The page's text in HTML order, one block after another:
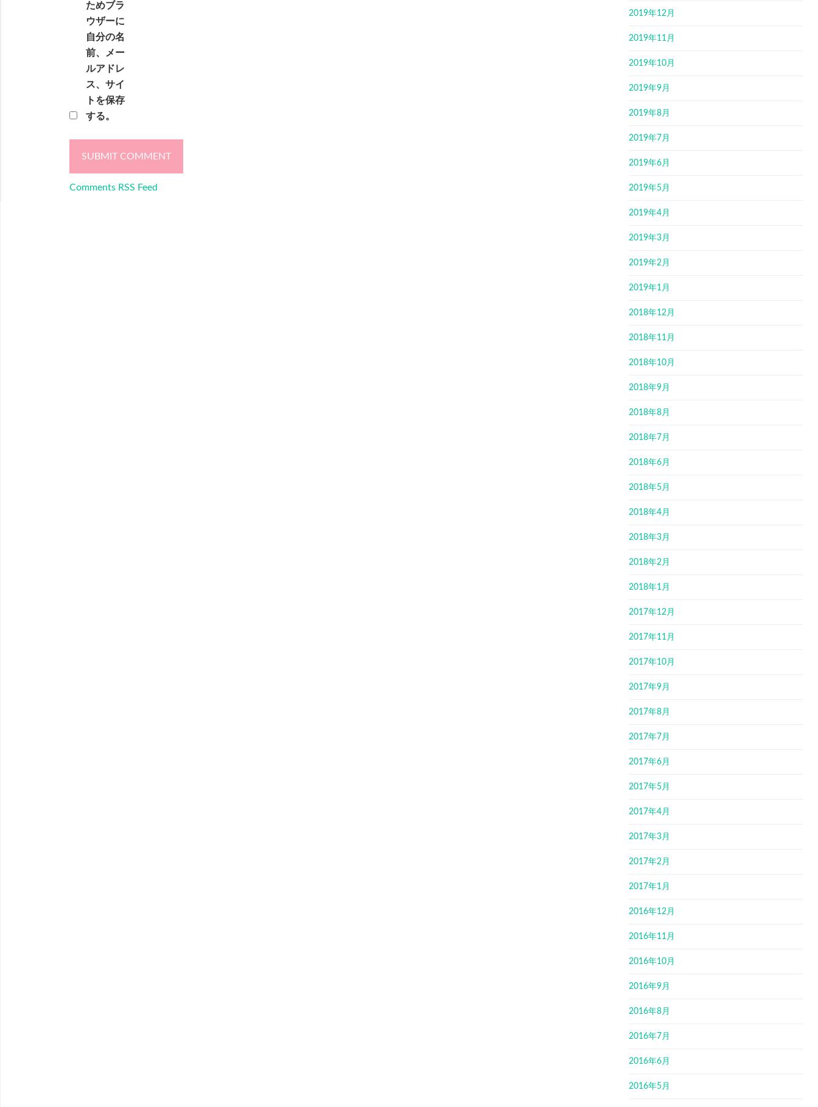
ためブラ
ウザーに
自分の名
前、メー
ルアドレ
ス、サイ
トを保存
する。
Comments RSS Feed
2019年12月
2019年11月
2019年10月
2019年9月
2019年8月
2019年7月
2019年6月
2019年5月
2019年4月
2019年3月
2019年2月
2019年1月
2018年12月
2018年11月
2018年10月
2018年9月
2018年8月
2018年7月
2018年6月
2018年5月
2018年4月
2018年3月
2018年2月
2018年1月
2017年12月
2017年11月
2017年10月
2017年9月
2017年8月
2017年7月
2017年6月
2017年5月
2017年4月
2017年3月
2017年2月
2017年1月
2016年12月
2016年11月
2016年10月
2016年9月
2016年8月
2016年7月
2016年6月
2016年5月